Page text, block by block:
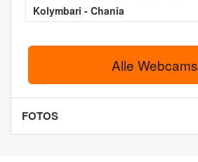
Kolymbari - Chania
Alle Webcams
FOTOS